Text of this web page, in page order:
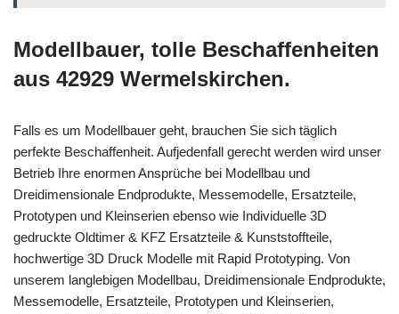
Modellbauer, tolle Beschaffenheiten
aus 42929 Wermelskirchen.
Falls es um Modellbauer geht, brauchen Sie sich täglich
perfekte Beschaffenheit. Aufjedenfall gerecht werden wird unser
Betrieb Ihre enormen Ansprüche bei Modellbau und
Dreidimensionale Endprodukte, Messemodelle, Ersatzteile,
Prototypen und Kleinserien ebenso wie Individuelle 3D
gedruckte Oldtimer & KFZ Ersatzteile & Kunststoffteile,
hochwertige 3D Druck Modelle mit Rapid Prototyping. Von
unserem langlebigen Modellbau, Dreidimensionale Endprodukte,
Messemodelle, Ersatzteile, Prototypen und Kleinserien,